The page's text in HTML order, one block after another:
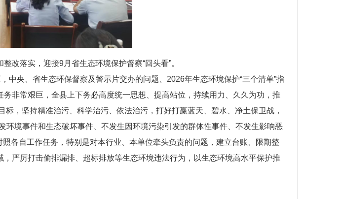
改落实，迎接9月省生态环境保护督察“回头看”。
中央、省生态环保督察及警示片交办的问题、2026年生态环境保护“三个清单”指
非常艰巨，全县上下务必高度统一思想、提高站位，持续用力、久久为功，推
，坚持精准治污、科学治污、依法治污，打好打赢蓝天、碧水、净土保卫战，
境事件和生态破坏事件、不发生因环境污染引发的群体性事件、不发生影响恶
各自工作任务，特别是对本行业、本单位牵头负责的问题，建立台账、限期整
严厉打击偷排漏排、超标排放等生态环境违法行为，以生态环境高水平保护推